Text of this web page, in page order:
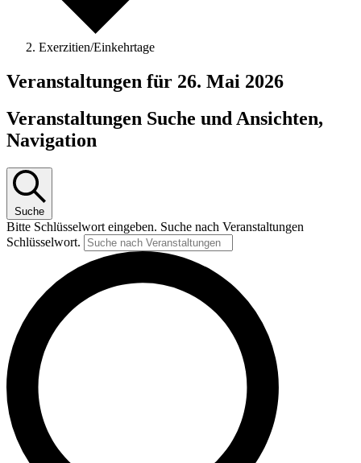
Exerzitien/Einkehrtage
Veranstaltungen für 26. Mai 2026
Veranstaltungen Suche und Ansichten,
Navigation
Suche
Bitte Schlüsselwort eingeben. Suche nach Veranstaltungen
Schlüsselwort.